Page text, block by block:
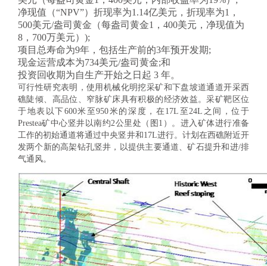
净现值（“NPV”）折现率为1.14亿美元，折现率为1，
500美元/盎司黄金（每盎司黄金1，400美元，净现值为
8，700万美元）);
项目总寿命为9年，包括生产前的3年预开发期;
现金运营成本为734美元/盎司黄金;和
投资回收期为自生产开始之日起 3 年。
可行性研究表明，使用机械化明挖采矿和下盘坡道通道开采西
礁陡倾、高品位、窄脉矿床具有积极的经济效益。采矿靶区位
于地表以下600米至950米的深度，在17L至24L之间，位于
Prestea矿中心竖井以南约2公里处（图1）。进入矿体进行准备
工作的初始通道将通过中央竖井和17L进行。计划在西礁附近开
发两个新的高架钻孔竖井，以提供主要通道、矿石提升和进/排
气通风。